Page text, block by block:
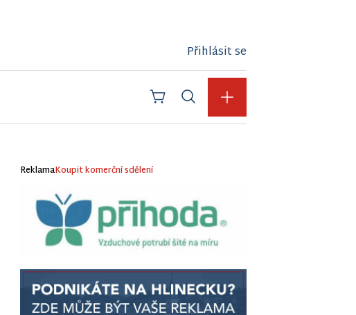
Přihlásit se
ReklamaKoupit komerční sdělení